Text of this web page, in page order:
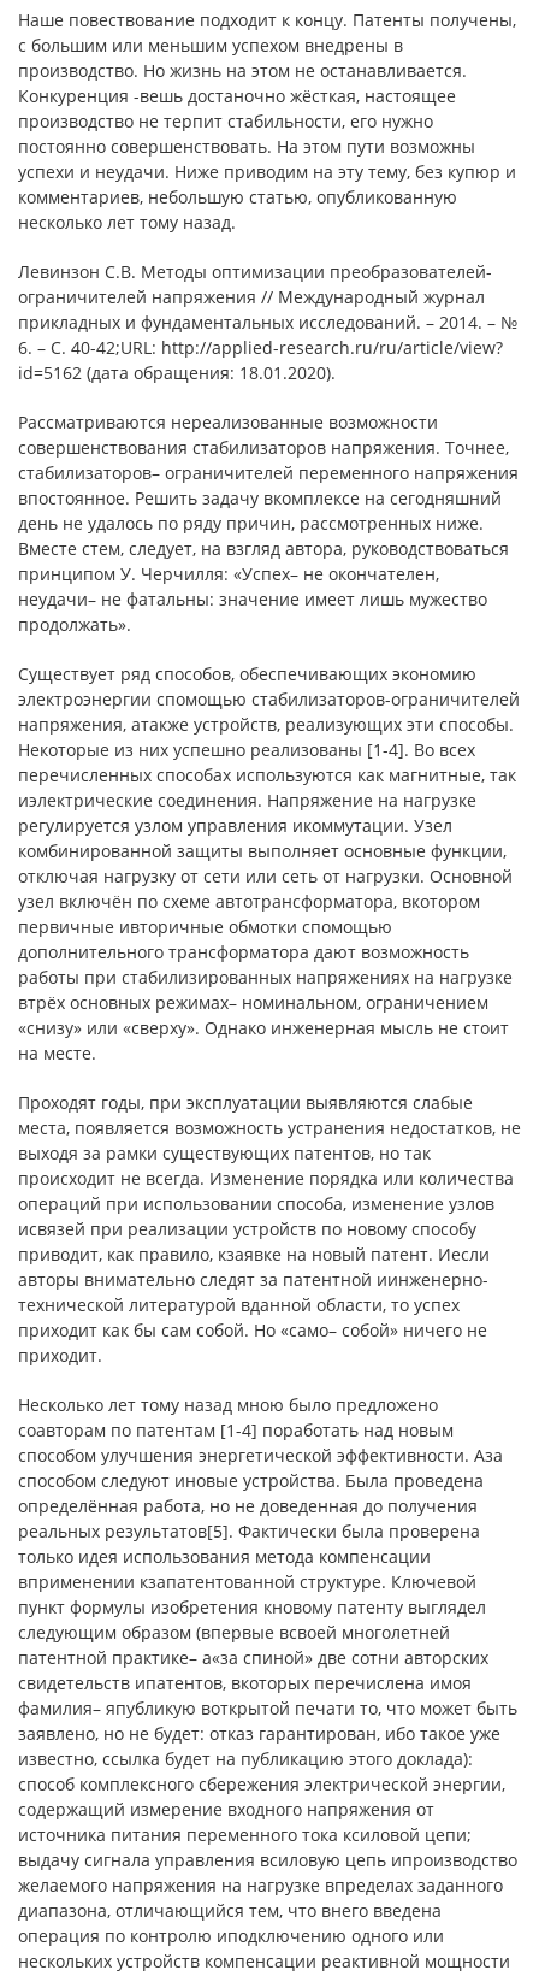
Наше повествование подходит к концу. Патенты получены,
с большим или меньшим успехом внедрены в
производство. Но жизнь на этом не останавливается.
Конкуренция -вешь достаночно жёсткая, настоящее
производство не терпит стабильности, его нужно
постоянно совершенствовать. На этом пути возможны
успехи и неудачи. Ниже приводим на эту тему, без купюр и
комментариев, небольшую статью, опубликованную
несколько лет тому назад.
Левинзон С.В. Методы оптимизации преобразователей-
ограничителей напряжения // Международный журнал
прикладных и фундаментальных исследований. – 2014. – №
6. – С. 40-42;URL: http://applied-research.ru/ru/article/view?
id=5162 (дата обращения: 18.01.2020).
Рассматриваются нереализованные возможности
совершенствования стабилизаторов напряжения. Точнее,
стабилизаторов– ограничителей переменного напряжения
впостоянное. Решить задачу вкомплексе на сегодняшний
день не удалось по ряду причин, рассмотренных ниже.
Вместе стем, следует, на взгляд автора, руководствоваться
принципом У. Черчилля: «Успех– не окончателен,
неудачи– не фатальны: значение имеет лишь мужество
продолжать».
Существует ряд способов, обеспечивающих экономию
электроэнергии спомощью стабилизаторов-ограничителей
напряжения, атакже устройств, реализующих эти способы.
Некоторые из них успешно реализованы [1-4]. Во всех
перечисленных способах используются как магнитные, так
иэлектрические соединения. Напряжение на нагрузке
регулируется узлом управления икоммутации. Узел
комбинированной защиты выполняет основные функции,
отключая нагрузку от сети или сеть от нагрузки. Основной
узел включён по схеме автотрансформатора, вкотором
первичные ивторичные обмотки спомощью
дополнительного трансформатора дают возможность
работы при стабилизированных напряжениях на нагрузке
втрёх основных режимах– номинальном, ограничением
«снизу» или «сверху». Однако инженерная мысль не стоит
на месте.
Проходят годы, при эксплуатации выявляются слабые
места, появляется возможность устранения недостатков, не
выходя за рамки существующих патентов, но так
происходит не всегда. Изменение порядка или количества
операций при использовании способа, изменение узлов
исвязей при реализации устройств по новому способу
приводит, как правило, кзаявке на новый патент. Иесли
авторы внимательно следят за патентной иинженерно-
технической литературой вданной области, то успех
приходит как бы сам собой. Но «само– собой» ничего не
приходит.
Несколько лет тому назад мною было предложено
соавторам по патентам [1-4] поработать над новым
способом улучшения энергетической эффективности. Аза
способом следуют иновые устройства. Была проведена
определённая работа, но не доведенная до получения
реальных результатов[5]. Фактически была проверена
только идея использования метода компенсации
вприменении кзапатентованной структуре. Ключевой
пункт формулы изобретения кновому патенту выглядел
следующим образом (впервые всвоей многолетней
патентной практике– а«за спиной» две сотни авторских
свидетельств ипатентов, вкоторых перечислена имоя
фамилия– япубликую воткрытой печати то, что может быть
заявлено, но не будет: отказ гарантирован, ибо такое уже
известно, ссылка будет на публикацию этого доклада):
способ комплексного сбережения электрической энергии,
содержащий измерение входного напряжения от
источника питания переменного тока ксиловой цепи;
выдачу сигнала управления всиловую цепь ипроизводство
желаемого напряжения на нагрузке впределах заданного
диапазона, отличающийся тем, что внего введена
операция по контролю иподключению одного или
нескольких устройств компенсации реактивной мощности